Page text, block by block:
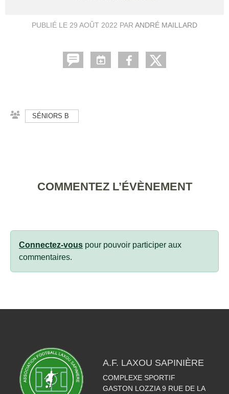
PUBLIÉ LE 29 AOÛT 2022 PAR ANDRÉ MAILLARD
SÉNIORS B
COMMENTEZ L’ÉVÈNEMENT
Connectez-vous pour pouvoir participer aux
commentaires.
A.F. LAXOU SAPINIÈRE
COMPLEXE SPORTIF
GASTON LOZZIA 9 RUE DE LA